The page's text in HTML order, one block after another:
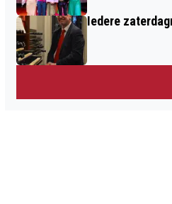
Iedere